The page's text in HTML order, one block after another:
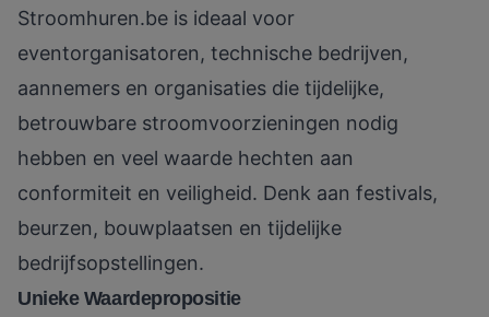
Stroomhuren.be is ideaal voor
eventorganisatoren, technische bedrijven,
aannemers en organisaties die tijdelijke,
betrouwbare stroomvoorzieningen nodig
hebben en veel waarde hechten aan
conformiteit en veiligheid. Denk aan festivals,
beurzen, bouwplaatsen en tijdelijke
bedrijfsopstellingen.
Unieke Waardepropositie